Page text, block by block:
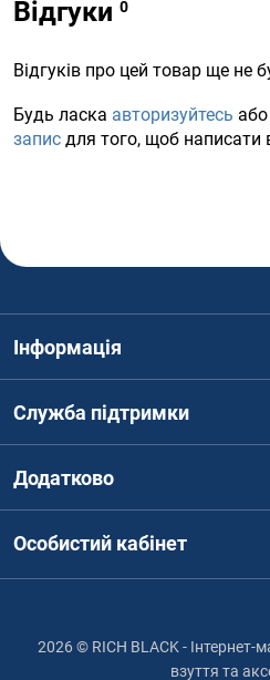
Відгуки
Відгуків про цей товар ще не
Будь ласка авторизуйтесь або
запис для того, щоб написати
Інформація
Служба підтримки
Додатково
Особистий кабінет
2026 © RICH BLACK - Інтернет-
взуття та